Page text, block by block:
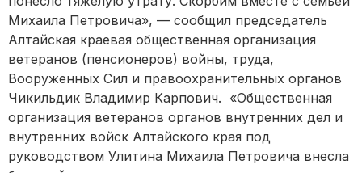
Михаила Петровича», — сообщил председатель
Алтайская краевая общественная организация
ветеранов (пенсионеров) войны, труда,
Вооруженных Сил и правоохранительных органов
Чикильдик Владимир Карпович. «Общественная
организация ветеранов органов внутренних дел и
внутренних войск Алтайского края под
руководством Улитина Михаила Петровича внесла